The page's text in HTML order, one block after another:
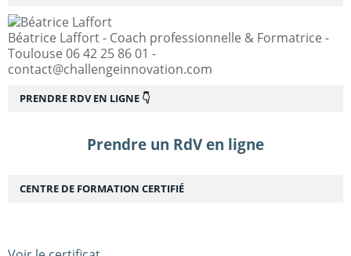
Béatrice Laffort - Coach professionnelle & Formatrice -
Toulouse 06 42 25 86 01 -
contact@challengeinnovation.com
PRENDRE RDV EN LIGNE 👇
Prendre un RdV en ligne
CENTRE DE FORMATION CERTIFIÉ